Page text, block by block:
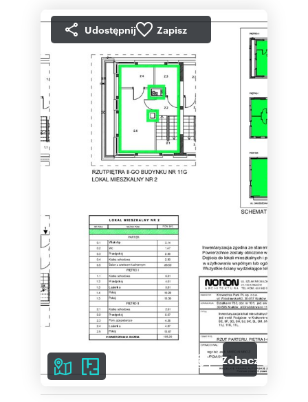
Udostępnij Zapisz
Zobacz galerię